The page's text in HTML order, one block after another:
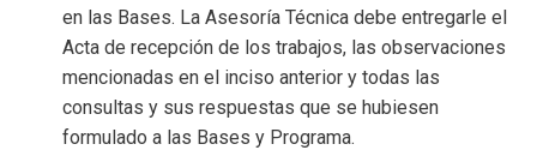
en las Bases. La Asesoría Técnica debe entregarle el
Acta de recepción de los trabajos, las observaciones
mencionadas en el inciso anterior y todas las
consultas y sus respuestas que se hubiesen
formulado a las Bases y Programa.